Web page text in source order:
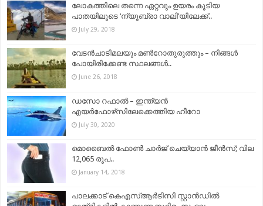
ലോകത്തിലെ തന്നെ ഏറ്റവും ഉയരം കൂടിയ
പാതയിലൂടെ ‘ന്യൂബ്രാ വാലി’യിലേക്ക്..
July 29, 2018
വേടൻചാടിമലയും മൺറോതുരുത്തും – നിങ്ങൾ
പോയിരിക്കേണ്ട സ്ഥലങ്ങൾ..
June 26, 2018
ഡസോ റഫാൽ – ഇന്ത്യൻ
എയർഫോഴ്‌സിലേക്കെത്തിയ ഹീറോ
July 30, 2020
മൊബൈൽ ഫോൺ ചാർജ് ചെയ്യാൻ ജീൻസ്; വില
12,065 രൂപ..
January 14, 2018
പാലക്കാട്‌ കെഎസ്ആര്‍ടിസി സ്റ്റാന്‍ഡില്‍